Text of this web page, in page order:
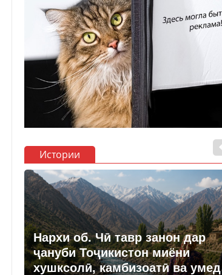
Истории
Нархи об. Чӣ тавр занон дар
ҷануби Тоҷикистон миёни
хушксолӣ, камбизоатӣ ва умед